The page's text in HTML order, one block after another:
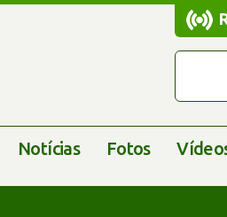
Notícias Fotos